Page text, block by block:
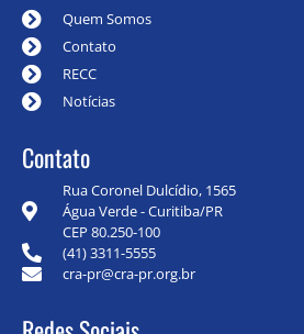
Quem Somos
Contato
RECC
Notícias
Contato
Rua Coronel Dulcídio, 1565
Água Verde - Curitiba/PR
CEP 80.250-100
(41) 3311-5555
cra-pr@cra-pr.org.br